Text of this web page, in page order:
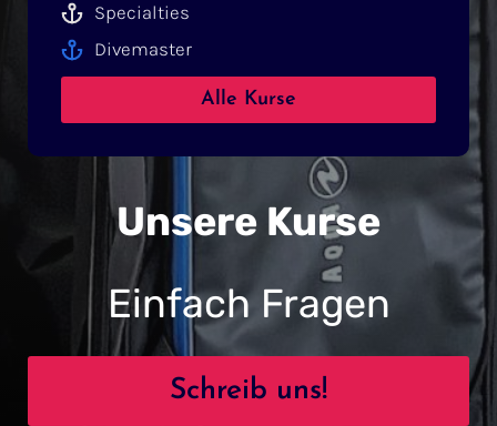
Specialties
Divemaster
Alle Kurse
Unsere Kurse
Einfach Fragen
Schreib uns!